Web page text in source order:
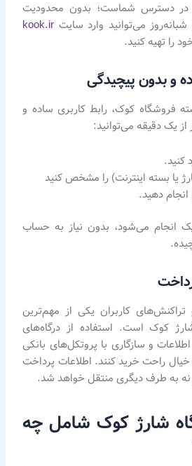
در دسترس شماست؛ بدون محدودیت
می‌توانید وارد سایت kook.ir
را تهیه کنید.
فروشگاه کوک، رابط کاربری ساده و
یک دقیقه می‌توانید:
کنید.
یا بسته اینترنت) را مشخص کنید
انجام دهید.
انجام می‌شود، بدون نیاز به حساب
تراکنش‌های کاربران یکی از مهم‌ترین
کوک است. استفاده از درگاه‌های
و سازگاری با پروتکل‌های بانکی
راحت خرید کنند. اطلاعات پرداخت
به طرف دیگری منتقل خواهد شد.
شارژ کوک شامل چه